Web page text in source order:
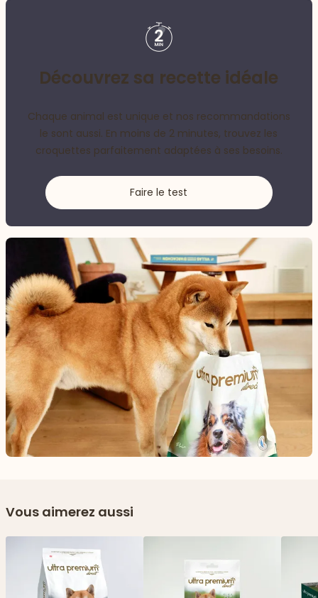
Découvrez sa recette idéale
Chaque animal est unique et nos recommandations
le sont aussi. En moins de 2 minutes, trouvez les
croquettes parfaitement adaptées à ses besoins.
Faire le test
Vous aimerez aussi